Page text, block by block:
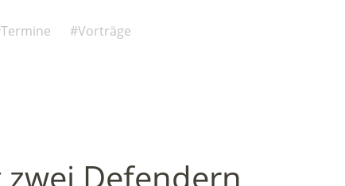
Termine Vorträge
Defendern